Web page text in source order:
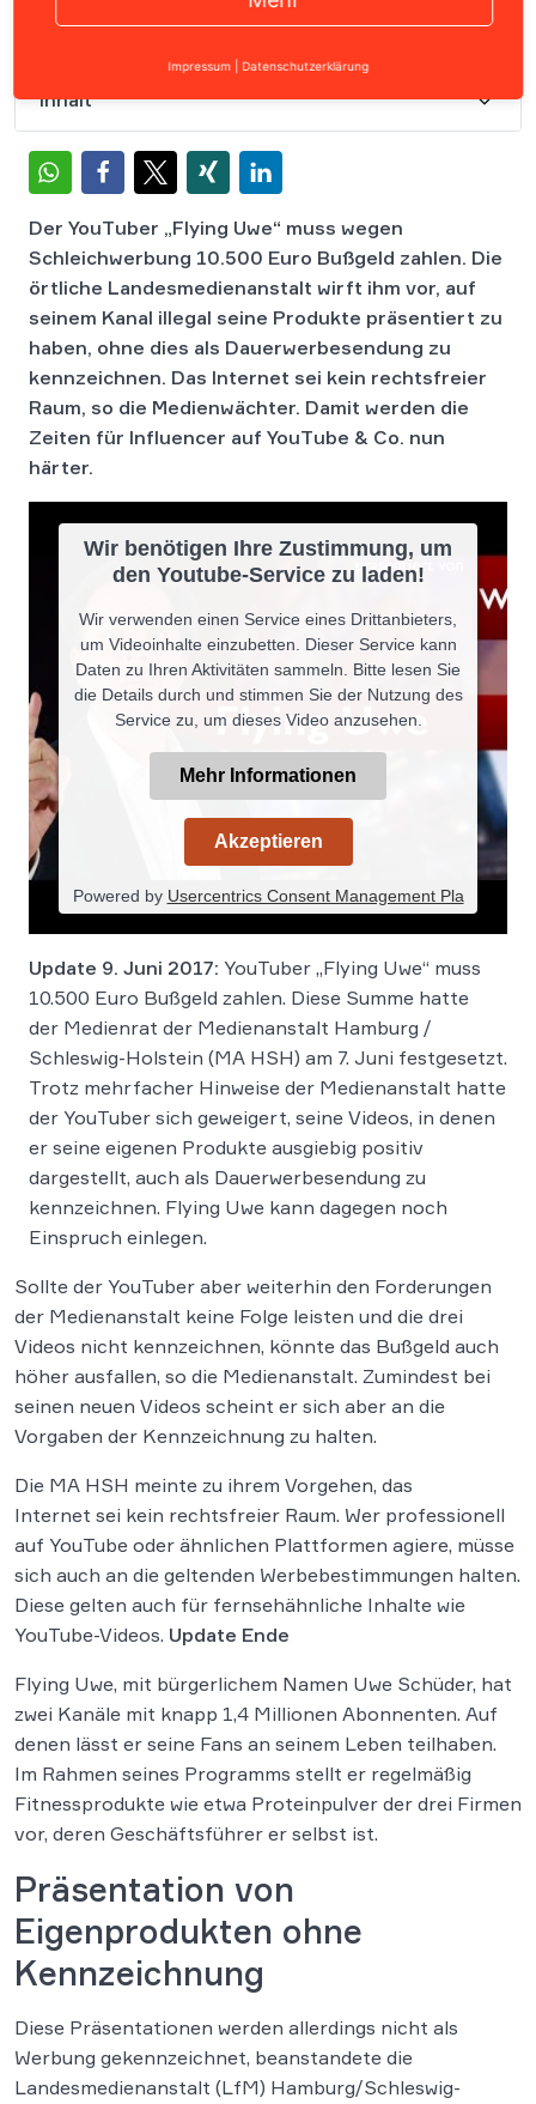
Inhalt
Der YouTuber „Flying Uwe“ muss wegen
Schleichwerbung 10.500 Euro Bußgeld zahlen. Die
örtliche Landesmedienanstalt wirft ihm vor, auf
seinem Kanal illegal seine Produkte präsentiert zu
haben, ohne dies als Dauerwerbesendung zu
kennzeichnen. Das Internet sei kein rechtsfreier
Raum, so die Medienwächter. Damit werden die
Zeiten für Influencer auf YouTube & Co. nun
härter.
Wir benötigen Ihre Zustimmung, um
den Youtube-Service zu laden!
Wir verwenden einen Service eines Drittanbieters,
um Videoinhalte einzubetten. Dieser Service kann
Daten zu Ihren Aktivitäten sammeln. Bitte lesen Sie
die Details durch und stimmen Sie der Nutzung des
Service zu, um dieses Video anzusehen.
Mehr Informationen
Akzeptieren
Powered by Usercentrics Consent Management Pla
tform
Update 9. Juni 2017: YouTuber „Flying Uwe“ muss
10.500 Euro Bußgeld zahlen. Diese Summe hatte
der Medienrat der Medienanstalt Hamburg /
Schleswig-Holstein (MA HSH) am 7. Juni festgesetzt.
Trotz mehrfacher Hinweise der Medienanstalt hatte
der YouTuber sich geweigert, seine Videos, in denen
er seine eigenen Produkte ausgiebig positiv
dargestellt, auch als Dauerwerbesendung zu
kennzeichnen. Flying Uwe kann dagegen noch
Einspruch einlegen.
Sollte der YouTuber aber weiterhin den Forderungen
der Medienanstalt keine Folge leisten und die drei
Videos nicht kennzeichnen, könnte das Bußgeld auch
höher ausfallen, so die Medienanstalt. Zumindest bei
seinen neuen Videos scheint er sich aber an die
Vorgaben der Kennzeichnung zu halten.
Die MA HSH meinte zu ihrem Vorgehen, das
Internet sei kein rechtsfreier Raum. Wer professionell
auf YouTube oder ähnlichen Plattformen agiere, müsse
sich auch an die geltenden Werbebestimmungen halten.
Diese gelten auch für fernsehähnliche Inhalte wie
YouTube-Videos. Update Ende
Flying Uwe, mit bürgerlichem Namen Uwe Schüder, hat
zwei Kanäle mit knapp 1,4 Millionen Abonnenten. Auf
denen lässt er seine Fans an seinem Leben teilhaben.
Im Rahmen seines Programms stellt er regelmäßig
Fitnessprodukte wie etwa Proteinpulver der drei Firmen
vor, deren Geschäftsführer er selbst ist.
Präsentation von
Eigenprodukten ohne
Kennzeichnung
Diese Präsentationen werden allerdings nicht als
Werbung gekennzeichnet, beanstandete die
Landesmedienanstalt (LfM) Hamburg/Schleswig-
Impressum Datenschutzerklärung